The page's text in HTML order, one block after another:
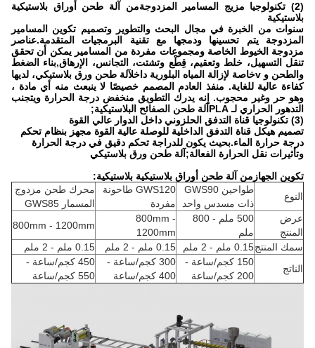
من آلة طحن أوراق بلاستيكية
بلاستيكية
سنوات من الخبرة في مجال البحث والتطوير وتصميم تكوين المسامير
المزدوجة يتم تحسينها ودمجها مع تقنية البرمجيات المتقدمة.عناصر
مزدوجة الخيوط الخاصة ومجموعات مفردة من المسامير يمكن أن تحقق
تنقل التسهيل، خلط وتعقيم، قِطْع وتشتت، التجانس، الإرهاق,بناء الضغط
والطحن و v خاصة لإزالة المياه البلورية داخلآلة طحن ورق بلاستيكي، لديها
كفاءة عالية للغاية. منفذ العادم المصمم خصيصًا لا ينبعث منه أي مادة ،
وهو حر وغير محجوب. إنه يدرك التطويق منخفض درجة الحرارة ويتجنب
التدهور الحراري لـ PLA
آلة طحن الصفائح البلاستيكية;
تصميم هيكل قناة التدفق الداخلية للوصلة عالية القوة مجهز بنظام تحكم
درجة حرارة الماء.بحيث يكون للدراجة تحكم دقيق في درجة الحرارة
وتأثيرات نقل الحرارة الفعالة;آلة طحن ورق بلاستيكي
تكوين الجهازمن آلة طحن أوراق بلاستيكية بلاستيكية:
النوع
طواحين GWS90
ذات مسدس واحد
GWS120 طاحونة
مفردة
محرك طحن مزدوج
المسمار GWS85
عرض
المنتج
500 ملم - 800
ملم
800mm -
1200mm
800mm - 1200mm
سمك المنتج0.15 ملم - 2 ملم 0.15 ملم - 2 ملم
0.15 ملم - 2 ملم
الناتج
150 كجم/ساعة -
200 كجم/ساعة
300 كجم/ساعة -
400 كجم/ساعة
450 كجم/ساعة -
550 كجم/ساعة